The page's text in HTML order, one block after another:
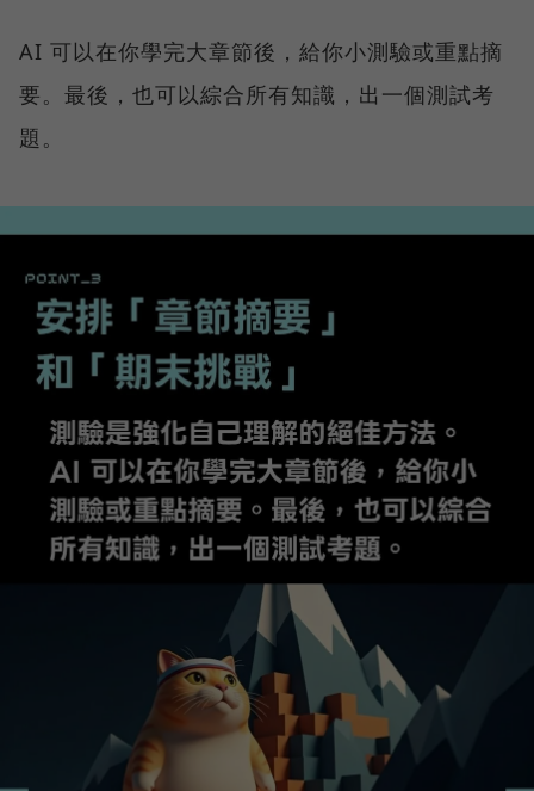
AI 可以在你學完大章節後，給你小測驗或重點摘
要。最後，也可以綜合所有知識，出一個測試考
題。